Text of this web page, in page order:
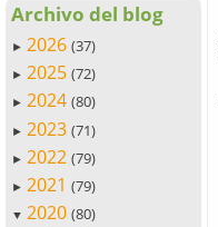
Archivo del blog
► 2026 (37)
► 2025 (72)
► 2024 (80)
► 2023 (71)
► 2022 (79)
► 2021 (79)
▼ 2020 (80)